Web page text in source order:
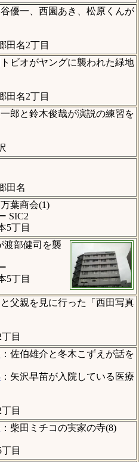
優一、西園あき、松原くんが
田名2丁目
トビオがヤングに襲われた緑地
田名2丁目
一郎と鈴木俊哉が演説の練習を
田名
葉商会(1)
SIC2
5丁目
渡部健司を襲
5丁目
父親を見に行った「西田写真
目
：佐伯雄介と冬木こずえが話を
：矢沢早苗が入院している医療
目
：柴田ミチコの実家の寺(8)
目